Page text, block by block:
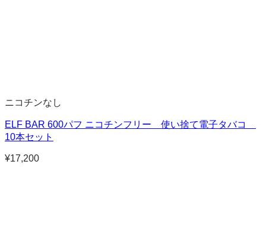
ニコチンなし
ELF BAR 600パフ ニコチンフリー 使い捨て電子タバコ
10本セット
¥17,200